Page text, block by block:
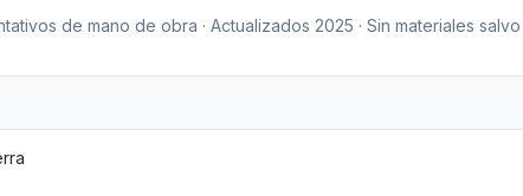
de mano de obra · Actualizados 2025 · Sin materiales